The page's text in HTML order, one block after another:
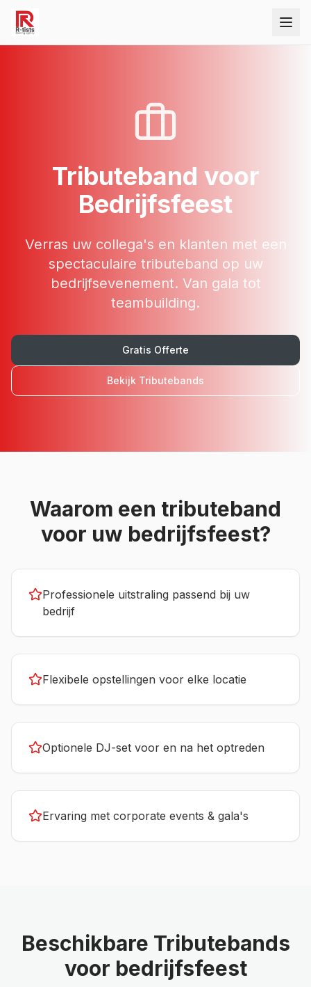
Tributeband voor
Bedrijfsfeest
Verras uw collega's en klanten met een
spectaculaire tributeband op uw
bedrijfsevenement. Van gala tot
teambuilding.
Gratis Offerte
Bekijk Tributebands
Waarom een tributeband
voor uw bedrijfsfeest?
Professionele uitstraling passend bij uw
bedrijf
Flexibele opstellingen voor elke locatie
Optionele DJ-set voor en na het optreden
Ervaring met corporate events & gala's
Beschikbare Tributebands
voor bedrijfsfeest